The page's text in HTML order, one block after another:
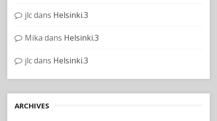
jlcdans Helsinki.3
Mika dans Helsinki.3
jlcdans Helsinki.3
ARCHIVES